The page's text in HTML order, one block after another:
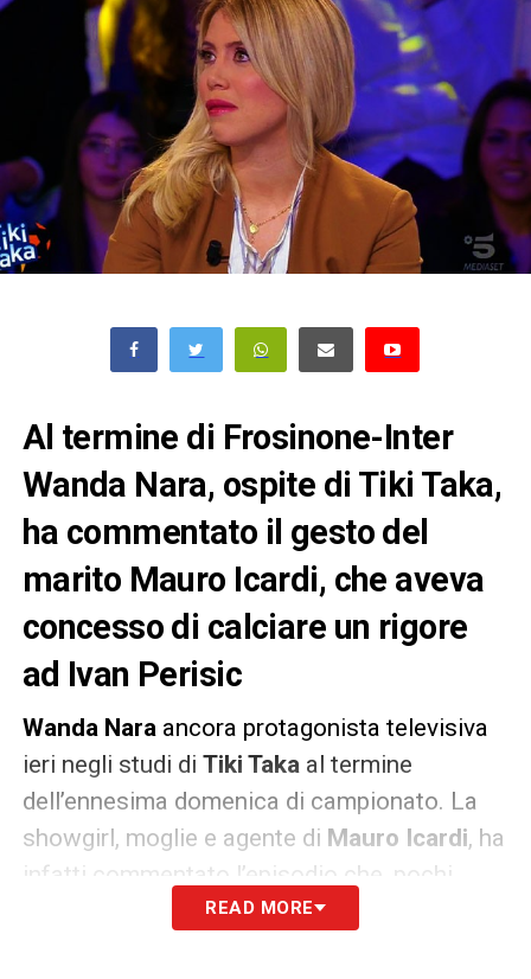
Al termine di Frosinone-Inter
Wanda Nara, ospite di Tiki Taka,
ha commentato il gesto del
marito Mauro Icardi, che aveva
concesso di calciare un rigore
ad Ivan Perisic
Wanda Naraancora protagonista televisiva
ieri negli studi di Tiki Takaal termine
dell’ennesima domenica di campionato. La
showgirl, moglie e agente di Mauro Icardi, ha
infatti commentato l’episodio che, pochi
minuti prima, aveva visto per protagonista il
READ MORE